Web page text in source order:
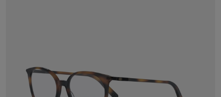
COMPRAR AHORA
COMPRAR AHORA